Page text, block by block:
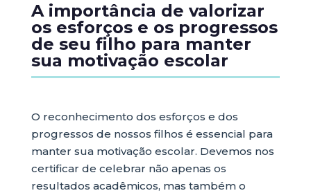
A importância de valorizar
os esforços e os progressos
de seu filho para manter
sua motivação escolar
O reconhecimento dos esforços e dos
progressos de nossos filhos é essencial para
manter sua motivação escolar. Devemos nos
certificar de celebrar não apenas os
resultados acadêmicos, mas também o